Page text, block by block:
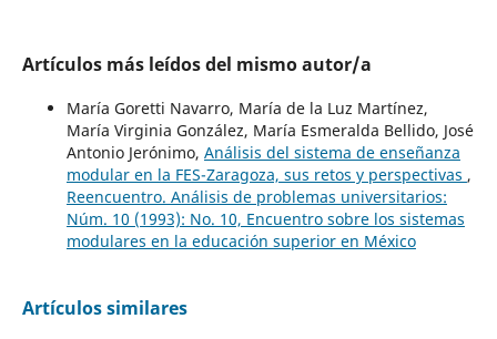
Artículos más leídos del mismo autor/a
María Goretti Navarro, María de la Luz Martínez,
María Virginia González, María Esmeralda Bellido, José
Antonio Jerónimo, Análisis del sistema de enseñanza
modular en la FES-Zaragoza, sus retos y perspectivas ,
Reencuentro. Análisis de problemas universitarios:
Núm. 10 (1993): No. 10, Encuentro sobre los sistemas
modulares en la educación superior en México
Artículos similares